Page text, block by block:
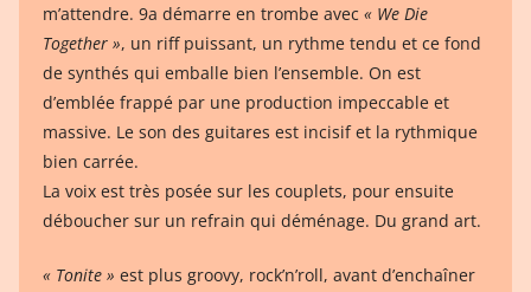
m’attendre. 9a démarre en trombe avec « We Die
Together », un riff puissant, un rythme tendu et ce fond
de synthés qui emballe bien l’ensemble. On est
d’emblée frappé par une production impeccable et
massive. Le son des guitares est incisif et la rythmique
bien carrée.
La voix est très posée sur les couplets, pour ensuite
déboucher sur un refrain qui déménage. Du grand art.
« Tonite » est plus groovy, rock’n’roll, avant d’enchaîner